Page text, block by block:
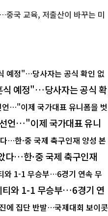
식 예정"…당사자는 공식 확
언…"이제 국가대표 유니
다…한·중 국제 축구인재
티와 1-1 무승부…6경기 연